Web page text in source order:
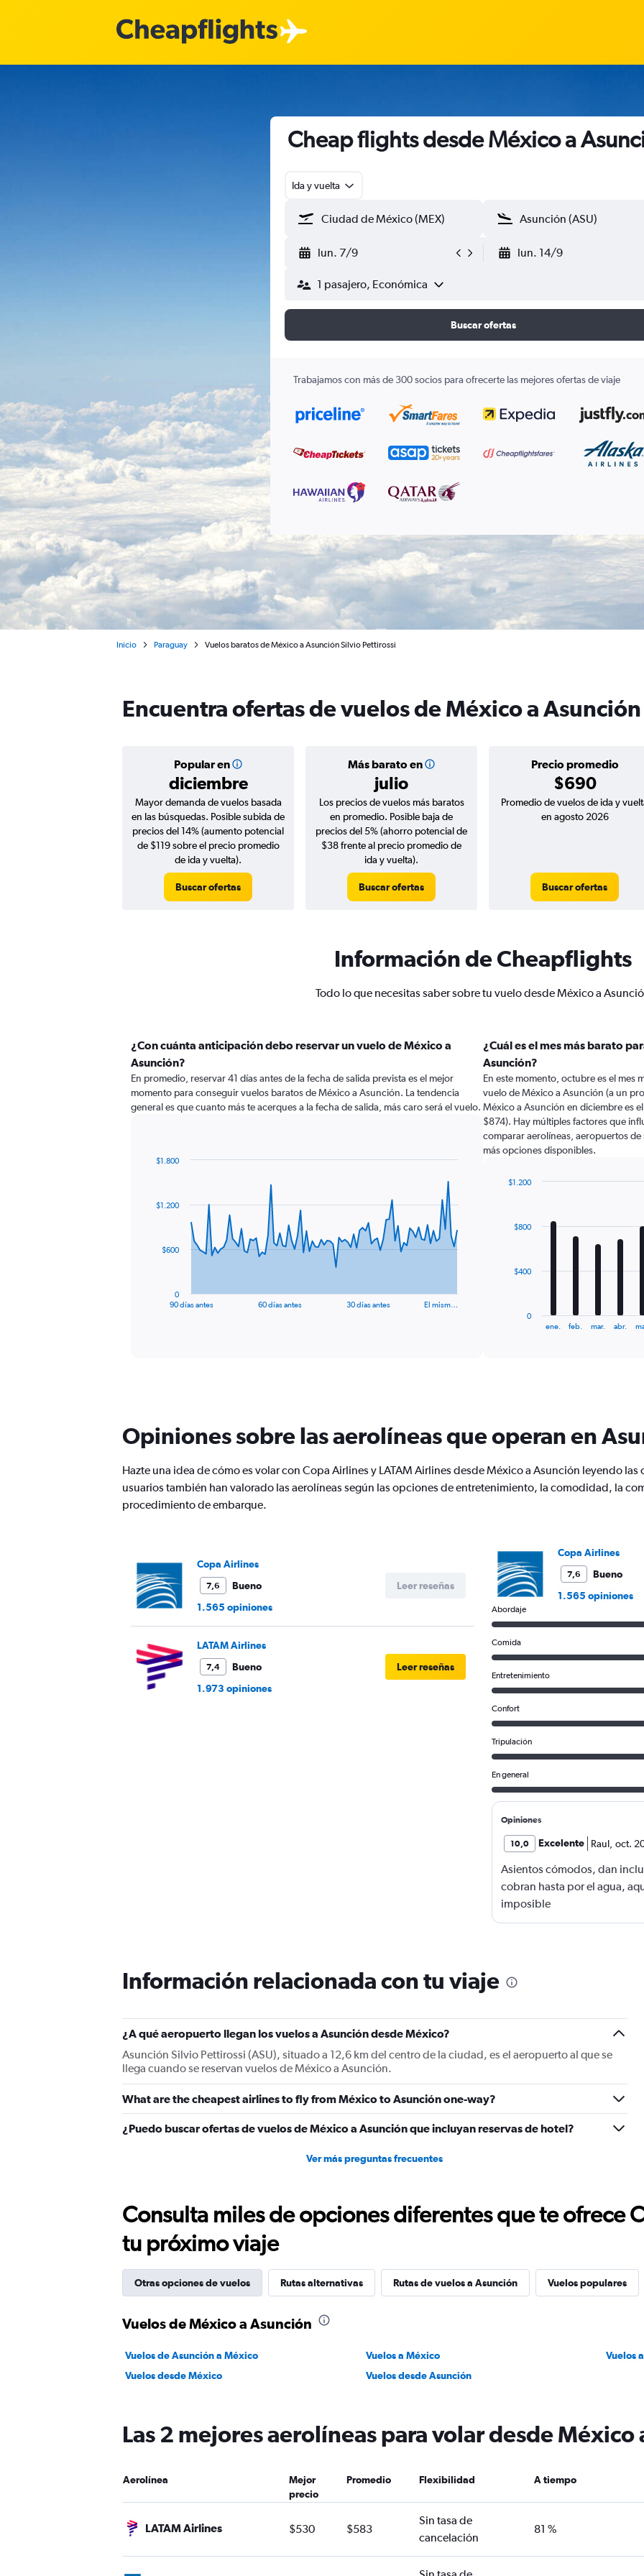
Cheap flights desde México a
Ida y vuelta
lun. 7/9 lun. 14/9
1 pasajero, Económica
Buscar ofertas
Trabajamos con más de 300 socios para ofrecerte las mejores ofertas de viaje
Inicio Paraguay Vuelos baratos de México a Asunción Silvio Pettirossi
Encuentra ofertas de vuelos de México a Asunción
Popular en
diciembre
Más barato en
julio
Precio promedio
$690
Mayor demanda de vuelos basada
en las búsquedas. Posible subida de
precios del 14% (aumento potencial
de $119 sobre el precio promedio
de ida y vuelta).
Buscar ofertas
Los precios de vuelos más baratos
en promedio. Posible baja de
precios del 5% (ahorro potencial de
$38 frente al precio promedio de
ida y vuelta).
Buscar ofertas
Promedio de vuelos de ida y
en agosto 2026
Buscar ofertas
Información de Cheapflights
Todo lo que necesitas saber sobre tu vuelo desde México a
¿Con cuánta anticipación debo reservar un vuelo de México a
Asunción?
En promedio, reservar 41 días antes de la fecha de salida prevista es el mejor
momento para conseguir vuelos baratos de México a Asunción. La tendencia
general es que cuanto más te acerques a la fecha de salida, más caro será el vuelo.
data
The
has
1
axis
displaying
values.
Range:
90 días antes 60 días antes 30 días antes El mism…
0
$600
$1.200
$1.800
¿Cuál es el mes más barato
Asunción?
En este momento, octubre es el mes
vuelo de México a Asunción (a un
México a Asunción en diciembre es
$874). Hay múltiples factores que
comparar aerolíneas, aeropuertos
más opciones disponibles.
The
chart
has
Y
axis
1200.
ene. feb. mar. abr.
0
$400
$800
$1.200
Opiniones sobre las aerolíneas que operan en
Hazte una idea de cómo es volar con Copa Airlines y LATAM Airlines desde México a Asunción leyendo
usuarios también han valorado las aerolíneas según las opciones de entretenimiento, la comodidad, la
procedimiento de embarque.
Copa Airlines
7,6
Bueno
1.565 opiniones
Leer reseñas
LATAM Airlines
7,4
Bueno
1.973 opiniones
Leer reseñas
Copa Airlines
7,6
Bueno
1.565 opiniones
Abordaje
Comida
Entretenimiento
Confort
Tripulación
En general
Opiniones
10,0 Excelente Raul oct.
Asientos cómodos, dan
cobran hasta por el agua,
imposible
Información relacionada con tu viaje
¿A qué aeropuerto llegan los vuelos a Asunción desde México?
Asunción Silvio Pettirossi (ASU), situado a 12,6 km del centro de la ciudad, es el aeropuerto al que se
llega cuando se reservan vuelos de México a Asunción.
What are the cheapest airlines to fly from México to Asunción one-way?
¿Puedo buscar ofertas de vuelos de México a Asunción que incluyan reservas de hotel?
Ver más preguntas frecuentes
Consulta miles de opciones diferentes que te ofrece
tu próximo viaje
Otras opciones de vuelos Rutas alternativas Rutas de vuelos a Asunción Vuelos populares
Vuelos de México a Asunción
Vuelos de Asunción a México Vuelos a México
Vuelos
Vuelos desde México
Vuelos desde Asunción
Las 2 mejores aerolíneas para volar desde México
Aerolínea
Mejor
precio
Promedio Flexibilidad A tiempo
LATAM Airlines $530 $583
Sin tasa de
cancelación
81 %